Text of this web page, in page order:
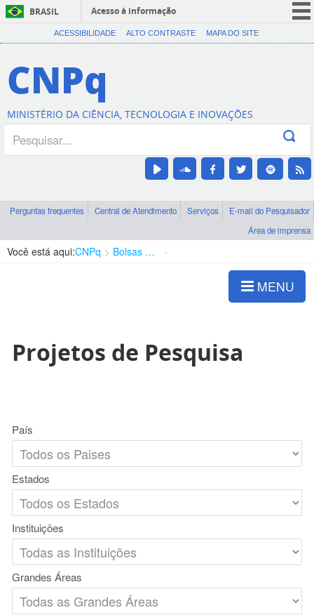
BRASIL
Acesso à informação
CORONAVÍRUS (COVID-19)
Canais
ACESSIBILIDADE ALTO CONTRASTE MAPA DO SITE
CNPq
MINISTÉRIO DA CIÊNCIA, TECNOLOGIA E INOVAÇÕES
Perguntas frequentes Central de Atendimento Serviços
E-mail do Pesquisador
Área de imprensa
Você está aqui:CNPq Bolsas e Auxílios Vigentes
MENU
Projetos de Pesquisa
País
Estados
Instituições
Grandes Áreas